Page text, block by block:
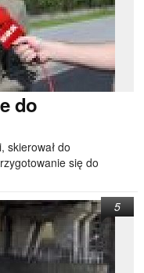
do
skierował do
się do
5